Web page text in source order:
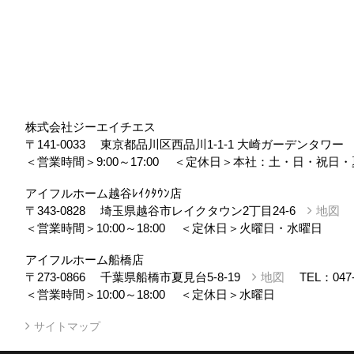
株式会社ジーエイチエス
〒141-0033
東京都品川区西品川1-1-1 大崎ガーデンタワ
＜営業時間＞9:00～17:00
＜定休日＞本社：土・日・祝日
アイフルホーム越谷ﾚｲｸﾀｳﾝ店
〒343-0828
埼玉県越谷市レイクタウン2丁目24-6 地図
＜営業時間＞10:00～18:00
＜定休日＞火曜日・水曜日
アイフルホーム船橋店
〒273-0866
千葉県船橋市夏見台5-8-19 地図 TEL：
＜営業時間＞10:00～18:00
＜定休日＞水曜日
サイトマップ